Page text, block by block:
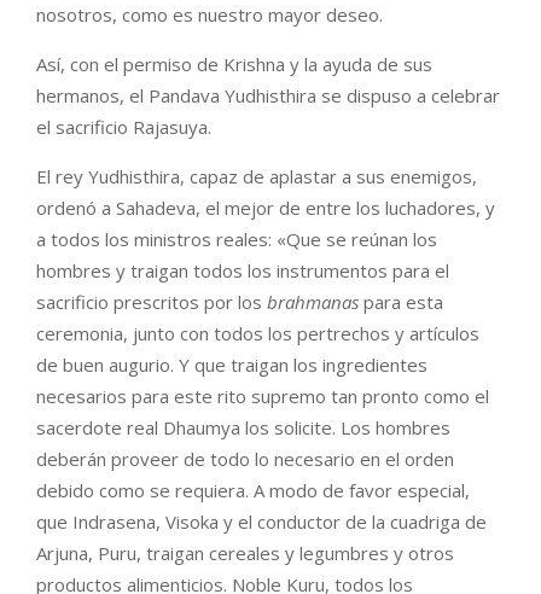
nosotros, como es nuestro mayor deseo.
Así, con el permiso de Krishna y la ayuda de sus
hermanos, el Pandava Yudhisthira se dispuso a celebrar
el sacrificio Rajasuya.
El rey Yudhisthira, capaz de aplastar a sus enemigos,
ordenó a Sahadeva, el mejor de entre los luchadores, y
a todos los ministros reales: «Que se reúnan los
hombres y traigan todos los instrumentos para el
sacrificio prescritos por los brahmanas para esta
ceremonia, junto con todos los pertrechos y artículos
de buen augurio. Y que traigan los ingredientes
necesarios para este rito supremo tan pronto como el
sacerdote real Dhaumya los solicite. Los hombres
deberán proveer de todo lo necesario en el orden
debido como se requiera. A modo de favor especial,
que Indrasena, Visoka y el conductor de la cuadriga de
Arjuna, Puru, traigan cereales y legumbres y otros
productos alimenticios. Noble Kuru, todos los